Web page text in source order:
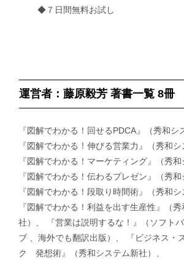
◆７日間無料お試し
運営者：藤原毅芳 著書一覧 8冊
『図解でわかる！回せるPDCA』（秀和シ
『図解でわかる！伸びる営業力』（秀和シ
『図解でわかる！マーケティング』（秀和
『図解でわかる！伝わるプレゼン』（秀和
『図解でわかる！段取り時間術』（秀和シ
『図解でわかる！利益を出す生産性』（
社）、 『営業は説明するな！』（ソフト
ブ 、海外でも翻訳出版）、 『ビジネス・
ク 発想術』（秀和システム新社）、